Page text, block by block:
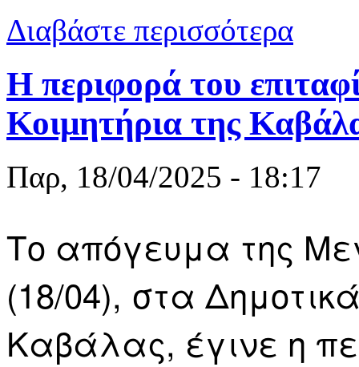
Διαβάστε περισσότερα
Η περιφορά του
Κοιμητήρια της
Παρ, 18/04/2025 - 18:17
Το απόγευμα της
(18/04), στα
Καβάλας, έγινε η